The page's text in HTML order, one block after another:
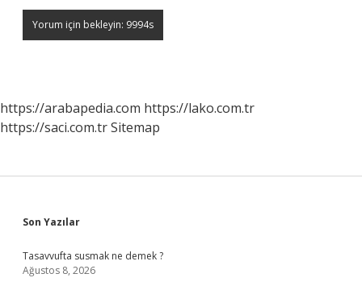
https://arabapedia.com https://lako.com.tr
https://saci.com.trSitemap
Sidebar
Son Yazılar
Tasavvufta susmak ne demek ?
Ağustos 8, 2026